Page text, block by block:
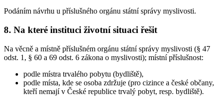
Podáním návrhu u příslušného orgánu státní správy myslivosti.
8. Na které instituci životní situaci řešit
Na věcně a místně příslušném orgánu státní správy myslivosti (§ 47
odst. 1, § 60 a 69 odst. 6 zákona o myslivosti); místní příslušnost:
podle místra trvalého pobytu (bydliště),
podle místa, kde se osoba zdržuje (pro cizince a české občany,
kteří nemají v České republice trvalý pobyt, resp. bydliště).